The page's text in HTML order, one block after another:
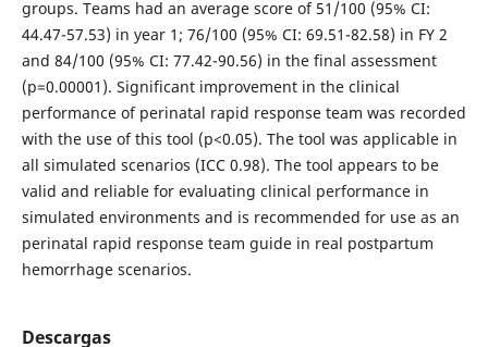
groups. Teams had an average score of 51/100 (95% CI:
44.47-57.53) in year 1; 76/100 (95% CI: 69.51-82.58) in FY 2
and 84/100 (95% CI: 77.42-90.56) in the final assessment
(p=0.00001). Significant improvement in the clinical
performance of perinatal rapid response team was recorded
with the use of this tool (p<0.05). The tool was applicable in
all simulated scenarios (ICC 0.98). The tool appears to be
valid and reliable for evaluating clinical performance in
simulated environments and is recommended for use as an
perinatal rapid response team guide in real postpartum
hemorrhage scenarios.
Descargas